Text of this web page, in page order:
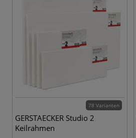
78 Varianten
GERSTAECKER Studio 2
Keilrahmen